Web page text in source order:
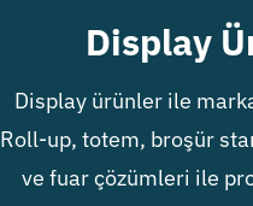
Display
Display ürünler ile
Roll-up, totem, broşür
ve fuar çözümleri ile